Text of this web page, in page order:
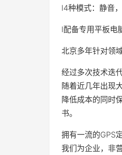
l4种模式：静音
l配备专用平板电
北京多年针对领
经过多次技术迭
随着近几年出现
降低成本的同时
书。
拥有一流的GPS
我们为企业，非